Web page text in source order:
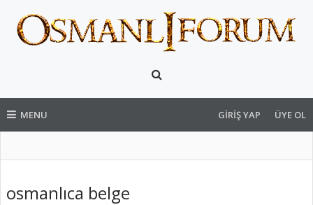
MENU GIRIŞ YAP ÜYE OL
osmanlıca belge